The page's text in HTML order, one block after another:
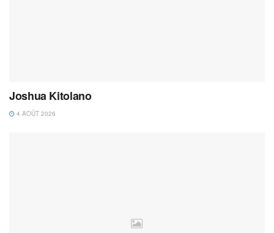
Joshua Kitolano
4 AOÛT 2026